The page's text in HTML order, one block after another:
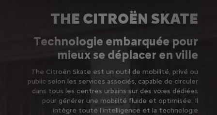
THE CITROËN SKATE
Technologie embarquée pour
mieux se déplacer en ville
The Citroën Skate est un outil de mobilité, privé ou
public selon les services associés, capable de circuler
dans tous les centres urbains sur des voies dédiées
pour générer une mobilité fluide et optimisée. Il
intègre toute l’intelligence et la technologie